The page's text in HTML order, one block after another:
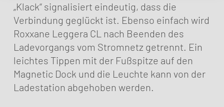
„Klack“ signalisiert eindeutig, dass die
Verbindung geglückt ist. Ebenso einfach wird
Roxxane Leggera CL nach Beenden des
Ladevorgangs vom Stromnetz getrennt. Ein
leichtes Tippen mit der Fußspitze auf den
Magnetic Dock und die Leuchte kann von der
Ladestation abgehoben werden.